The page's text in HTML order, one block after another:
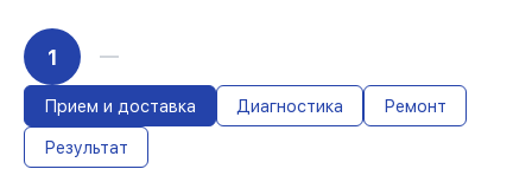
1
Прием и доставка Диагностика Ремонт
Результат